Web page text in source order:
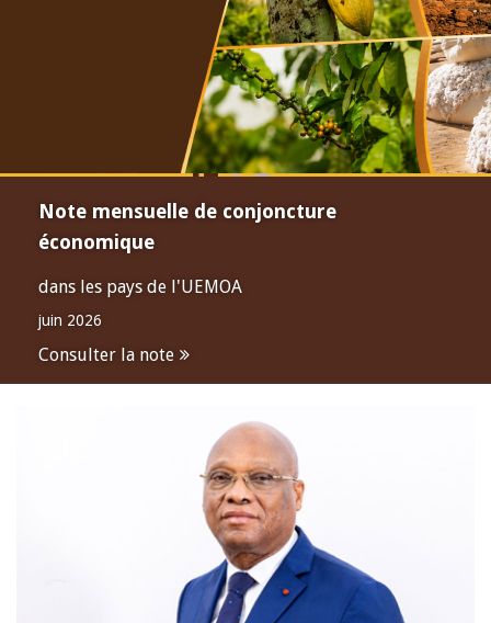
Note mensuelle de conjoncture
économique
dans les pays de l'UEMOA
juin 2026
Consulter la note